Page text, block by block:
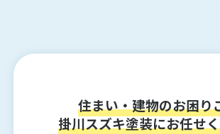
住まい・建物のお困り
掛川スズキ塗装にお任せ